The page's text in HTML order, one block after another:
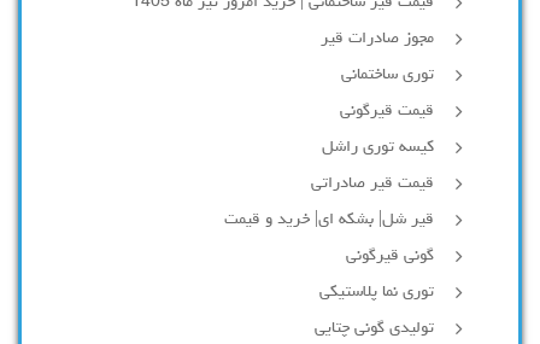
مجوز صادرات قیر
توری ساختمانی
قیمت قیرگونی
کیسه توری راشل
قیمت قیر صادراتی
قیر شل| بشکه ای| خرید و قیمت
گونی قیرگونی
توری نما پلاستیکی
تولیدی گونی چتایی